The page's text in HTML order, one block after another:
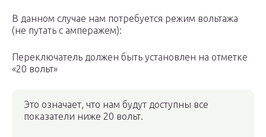
В данном случае нам потребуется режим вольтажа
(не путать с амперажем):
Переключатель должен быть установлен на отметке
«20 вольт»
Это означает, что нам будут доступны все
показатели ниже 20 вольт.